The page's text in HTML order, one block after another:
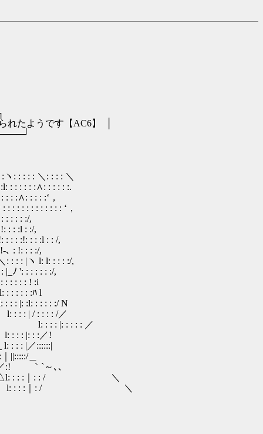
す【AC6】 │
: : : ＼
: : : : :.
: :‘，
: : : : ‘，
: : :/,
:l : :/,
: : :l : : /,
: : :/,
l: l: : : : :/,
: : : : : :/,
: : ! :i
: : :ﾊ l
: : : :/ Ν
: : : /／
|: : : : : ／
: :／!
／::::::|
＿
`～､、
: : :｜: : / ＼
l: : : :｜: / ＼